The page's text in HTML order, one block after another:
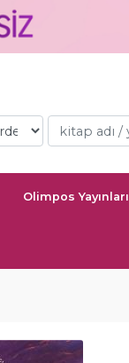
Olimpos Yayınları